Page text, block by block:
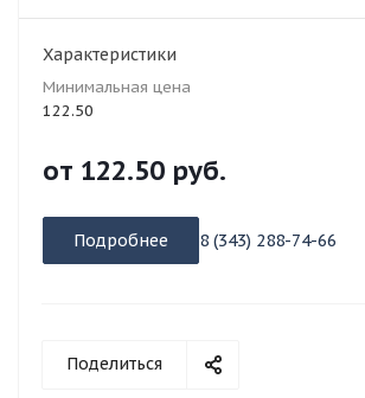
Характеристики
Минимальная цена
122.50
от 122.50 руб.
Подробнее 8 (343) 288-74-66
Поделиться